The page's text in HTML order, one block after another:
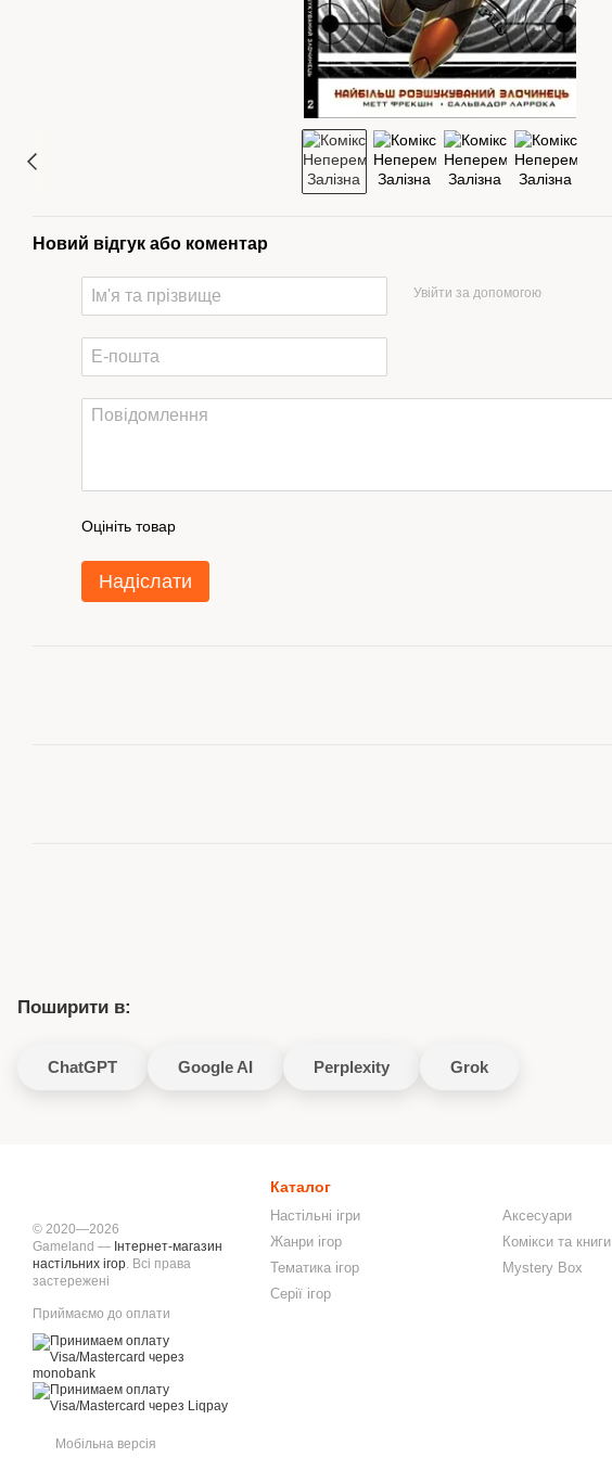
Новий відгук або коментар
Увійти за допомогою
Оцініть товар
Надіслати
Поширити в:
ChatGPT Google AI Perplexity Grok
© 2020—2026
Gameland — Інтернет-магазин
настільних ігор. Всі права
застережені
Приймаємо до оплати
Мобільна версія
Каталог
Настільні ігри
Жанри ігор
Тематика ігор
Серії ігор
Аксесуари
Комікси та книги
Mystery Box